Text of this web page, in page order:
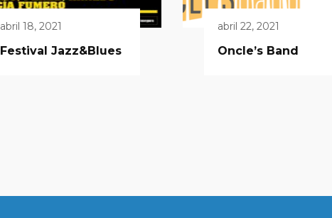
abril 18, 2021
Festival Jazz&Blues
abril 22, 2021
Oncle’s Band